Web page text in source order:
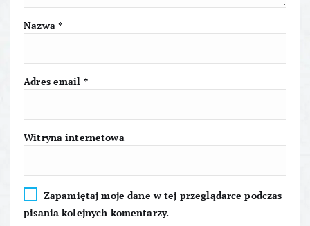
i
s
u
Nazwa *
Adres email *
Witryna internetowa
Zapamiętaj moje dane w tej przeglądarce podczas
pisania kolejnych komentarzy.